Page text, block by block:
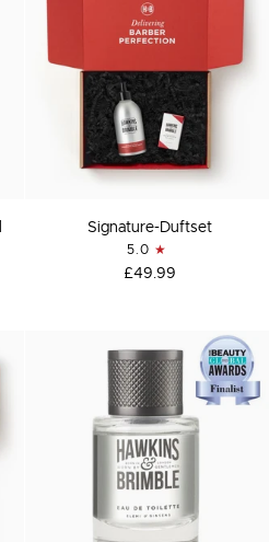
Signature-
Signature-Duftset
5.0
£49.99